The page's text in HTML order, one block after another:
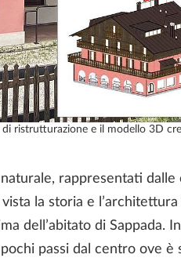
ristrutturazione e il modello 3D
rappresentati
la storia e
dell’abitato di Sappada.
passi dal centro ove è